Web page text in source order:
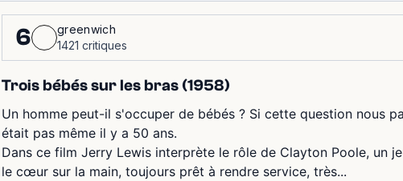
6
greenwich
1421 critiques
Trois bébés sur les bras (1958)
Un homme peut-il s'occuper de bébés ? Si cette question nous
était pas même il y a 50 ans.
Dans ce film Jerry Lewis interprète le rôle de Clayton Poole, un
le cœur sur la main, toujours prêt à rendre service, très...